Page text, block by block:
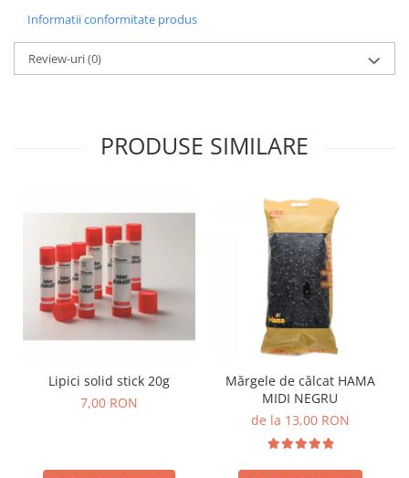
Apa si nisip
Dezvoltarea limbajului
Figurine
Spații de joacă
Educatie inovativa
Comunicare
Dezvoltare timpurie
Experimente
Forme
Joc imaginativ
Jucării interactive
Lumini si culori
Magnetism
Pregătirea scrierii de mână
Informatii conformitate produs
Review-uri(0)
PRODUSE SIMILARE
Lipici solid stick 20g
7,00 RON
Mărgele de călcat HAMA
MIDI NEGRU
de la 13,00 RON